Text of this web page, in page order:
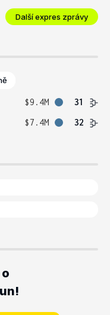
Další expres zprávy
$9.4M
31
$7.4M 32